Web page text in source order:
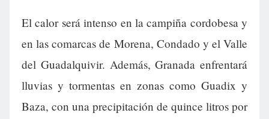
El calor será intenso en la campiña cordobesa y
en las comarcas de Morena, Condado y el Valle
del Guadalquivir. Además, Granada enfrentará
lluvias y tormentas en zonas como Guadix y
Baza, con una precipitación de quince litros por